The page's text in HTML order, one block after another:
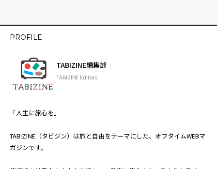
PROFILE
TABIZINE編集部
TABIZINE Editors
「人生に旅心を」
TABIZINE（タビジン）は旅と自由をテーマにした、オフタイムWEBマ
ガジンです。